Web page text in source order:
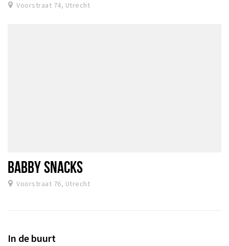
Voorstraat 74, Utrecht
BABBY SNACKS
Voorstraat 76, Utrecht
In de buurt